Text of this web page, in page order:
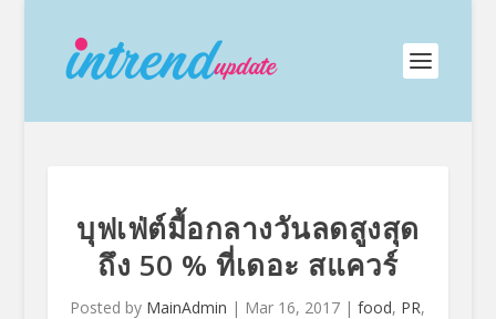
บุฟเฟ่ต์มื้อกลางวันลดสูงสุด
ถึง 50 % ที่เดอะ สแควร์
Posted by MainAdmin | Mar 16, 2017 |food, PR,